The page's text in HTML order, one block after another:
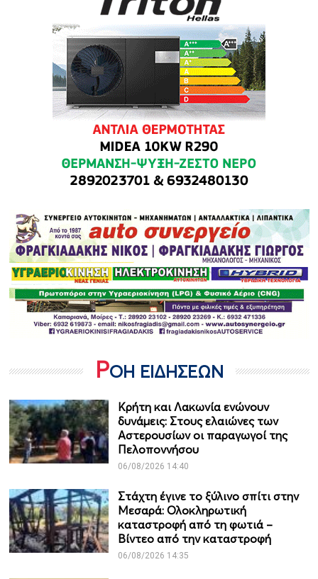
ΡΟΗ ΕΙΔΗΣΕΩΝ
Κρήτη και Λακωνία ενώνουν
δυνάμεις: Στους ελαιώνες των
Αστερουσίων οι παραγωγοί της
Πελοποννήσου
06/08/2026 14:40
Στάχτη έγινε το ξύλινο σπίτι στην
Μεσαρά: Ολοκληρωτική
καταστροφή από τη φωτιά –
Βίντεο από την καταστροφή
06/08/2026 14:35